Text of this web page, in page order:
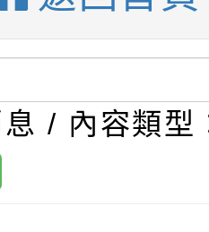
， 請教師
。
樂淘桃－祖
海報電子檔
勵所屬同仁
、學校、民
銓敘部建置
得重審後實
公立學校退
法人台灣優
辦理115年
肉生產流程
市衛生局
青少年菸害
部函以，有
坊」，
生心理
園市大
學-優質
/ 內容類型